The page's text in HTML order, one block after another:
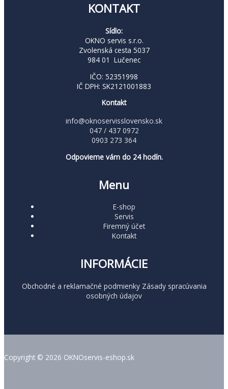
KONTAKT
Sídlo:
OKNO servis s.r.o.
Zvolenská cesta 5037
984 01 Lučenec
IČO: 52351998
IČ DPH: SK2121001883
Kontakt
info@oknoservisslovensko.sk
047 / 437 0972
0903 273 364
Odpovieme vám do 24 hodín.
Menu
E-shop
Servis
Firemný účet
Kontakt
INFORMÁCIE
Obchodné a reklamačné podmienky Zásady spracúvania
osobných údajov
Copyright © 2026 OKNOservis-eshop.sk